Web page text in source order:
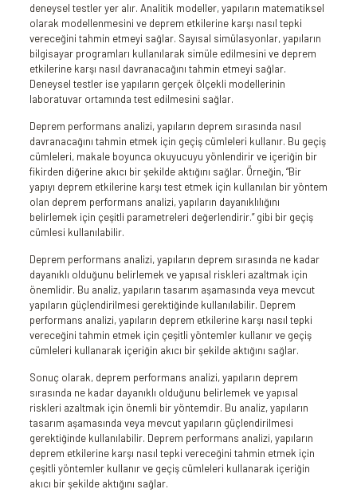
deneysel testler yer alır. Analitik modeller, yapıların matematiksel
olarak modellenmesini ve deprem etkilerine karşı nasıl tepki
vereceğini tahmin etmeyi sağlar. Sayısal simülasyonlar, yapıların
bilgisayar programları kullanılarak simüle edilmesini ve deprem
etkilerine karşı nasıl davranacağını tahmin etmeyi sağlar.
Deneysel testler ise yapıların gerçek ölçekli modellerinin
laboratuvar ortamında test edilmesini sağlar.
Deprem performans analizi, yapıların deprem sırasında nasıl
davranacağını tahmin etmek için geçiş cümleleri kullanır. Bu geçiş
cümleleri, makale boyunca okuyucuyu yönlendirir ve içeriğin bir
fikirden diğerine akıcı bir şekilde aktığını sağlar. Örneğin, “Bir
yapıyı deprem etkilerine karşı test etmek için kullanılan bir yöntem
olan deprem performans analizi, yapıların dayanıklılığını
belirlemek için çeşitli parametreleri değerlendirir.” gibi bir geçiş
cümlesi kullanılabilir.
Deprem performans analizi, yapıların deprem sırasında ne kadar
dayanıklı olduğunu belirlemek ve yapısal riskleri azaltmak için
önemlidir. Bu analiz, yapıların tasarım aşamasında veya mevcut
yapıların güçlendirilmesi gerektiğinde kullanılabilir. Deprem
performans analizi, yapıların deprem etkilerine karşı nasıl tepki
vereceğini tahmin etmek için çeşitli yöntemler kullanır ve geçiş
cümleleri kullanarak içeriğin akıcı bir şekilde aktığını sağlar.
Sonuç olarak, deprem performans analizi, yapıların deprem
sırasında ne kadar dayanıklı olduğunu belirlemek ve yapısal
riskleri azaltmak için önemli bir yöntemdir. Bu analiz, yapıların
tasarım aşamasında veya mevcut yapıların güçlendirilmesi
gerektiğinde kullanılabilir. Deprem performans analizi, yapıların
deprem etkilerine karşı nasıl tepki vereceğini tahmin etmek için
çeşitli yöntemler kullanır ve geçiş cümleleri kullanarak içeriğin
akıcı bir şekilde aktığını sağlar.